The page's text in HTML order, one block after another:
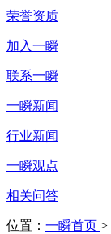
荣誉资质
加入一瞬
联系一瞬
一瞬新闻
行业新闻
一瞬观点
相关问答
位置： 一瞬首页 >